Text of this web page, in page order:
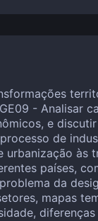
- Analisar
e
de
urbanização
países,
da
mapas